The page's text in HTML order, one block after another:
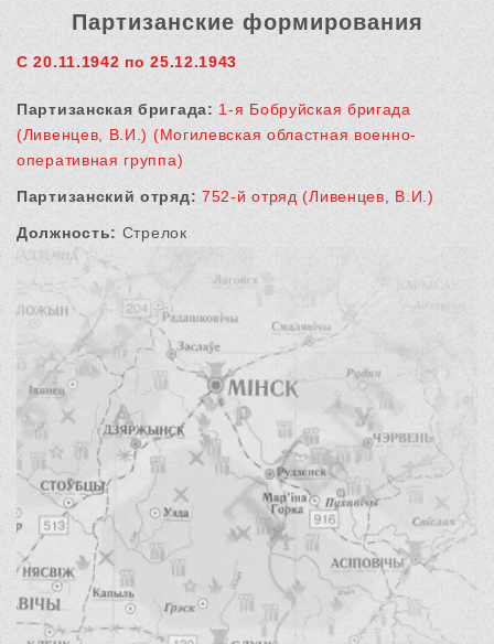
Партизанские формирования
С 20.11.1942 по 25.12.1943
Партизанская бригада: 1-я Бобруйская бригада
(Ливенцев, В.И.) (Могилевская областная военно-
оперативная группа)
Партизанский отряд: 752-й отряд (Ливенцев, В.И.)
Должность: Стрелок